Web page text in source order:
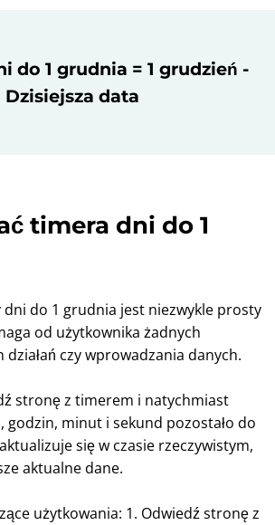
do 1 grudnia = 1 grudzień -
Dzisiejsza data
timera dni do 1
dni do 1 grudnia jest niezwykle prosty
od użytkownika żadnych
czy wprowadzania danych.
stronę z timerem i natychmiast
godzin, minut i sekund pozostało do
się w czasie rzeczywistym,
aktualne dane.
użytkowania: 1. Odwiedź stronę z